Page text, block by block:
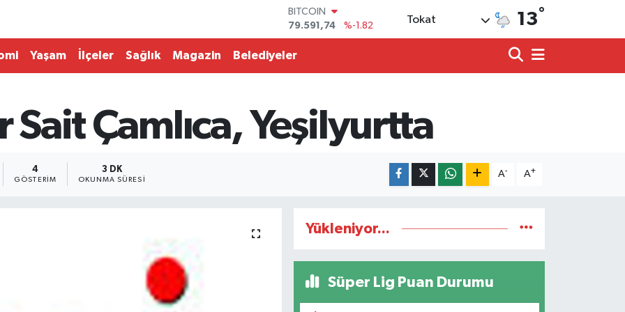
BITCOIN
79.591,74
%-1.82
EURO
53,38690
%0.19
G.ALTIN
6862,09000
%0.19
BİST100
Tokat 13°
Yaşam İlçeler Sağlık Magazin Belediyeler
Sait Çamlıca, Yeşilyurtta
4
GÖSTERIM
3 DK
OKUNMA SÜRESI
A- A+
Yükleniyor...
Süper Lig Puan Durumu